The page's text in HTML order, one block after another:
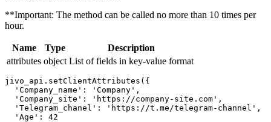
**Important: The method can be called no more than 10 times per
hour.
Name Type
Description
attributes object List of fields in key-value format
jivo_api.setClientAttributes({
  'Company_name': 'Company',
  'Company_site': 'https://company-site.com',
  'Telegram_chanel': 'https://t.me/telegram-channel',
  'Age': 42